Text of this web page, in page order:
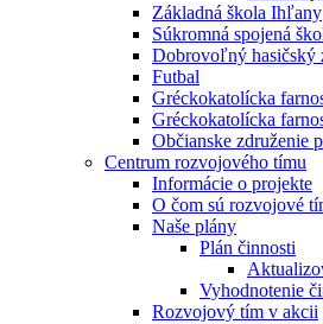
Základná škola Ihľany
Súkromná spojená
Dobrovoľný hasičský
Futbal
Gréckokatolícka
Gréckokatolícka
Občianske združenie
Centrum rozvojového tímu
Informácie o projekte
O čom sú rozvojové
Naše plány
Plán činnosti
Vyhodnotenie
Rozvojový tím v akcii